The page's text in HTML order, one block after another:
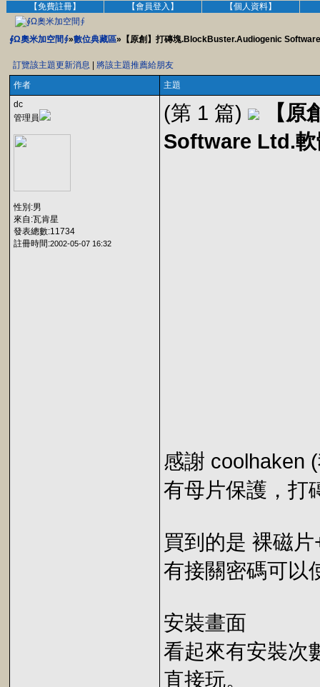
【免費註冊】 【會員登入】 【個人資料】
∮Ω奧米加空間∮»數位典藏區»【原創】打磚塊.BlockBuster.Audiogenic
訂覽該主題更新消息
將該主題推薦給朋友
作者
主題
dc
管理員
性別:男
來自:瓦肯星
發表總數:11734
註冊時間:2002-05-07 16:32
(第 1 篇)
【
Software Ltd.軟
感謝 coolhaken
有母片保護，打
買到的是 裸磁
有接關密碼可以
安裝畫面
看起來有安裝次
直接玩。